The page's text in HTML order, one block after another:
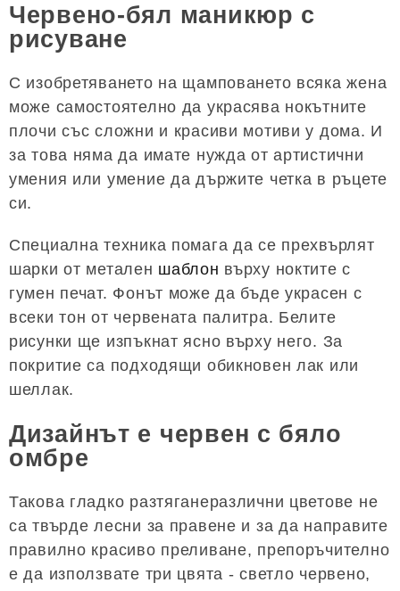
Червено-бял маникюр с
рисуване
С изобретяването на щамповането всяка жена
може самостоятелно да украсява нокътните
плочи със сложни и красиви мотиви у дома. И
за това няма да имате нужда от артистични
умения или умение да държите четка в ръцете
си.
Специална техника помага да се прехвърлят
шарки от метален шаблон върху ноктите с
гумен печат. Фонът може да бъде украсен с
всеки тон от червената палитра. Белите
рисунки ще изпъкнат ясно върху него. За
покритие са подходящи обикновен лак или
шеллак.
Дизайнът е червен с бяло
омбре
Такова гладко разтяганеразлични цветове не
са твърде лесни за правене и за да направите
правилно красиво преливане, препоръчително
е да използвате три цвята - светло червено,